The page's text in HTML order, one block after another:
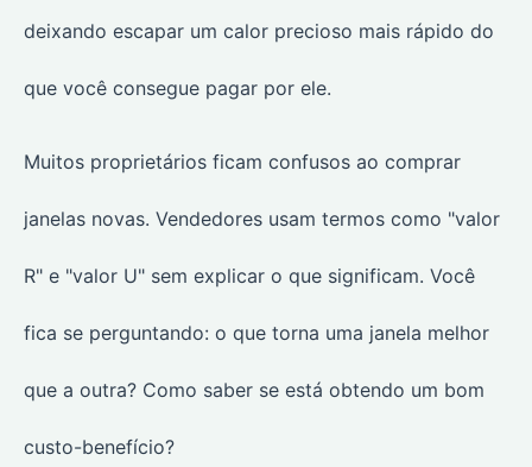
deixando escapar um calor precioso mais rápido do
que você consegue pagar por ele.
Muitos proprietários ficam confusos ao comprar
janelas novas. Vendedores usam termos como "valor
R" e "valor U" sem explicar o que significam. Você
fica se perguntando: o que torna uma janela melhor
que a outra? Como saber se está obtendo um bom
custo-benefício?